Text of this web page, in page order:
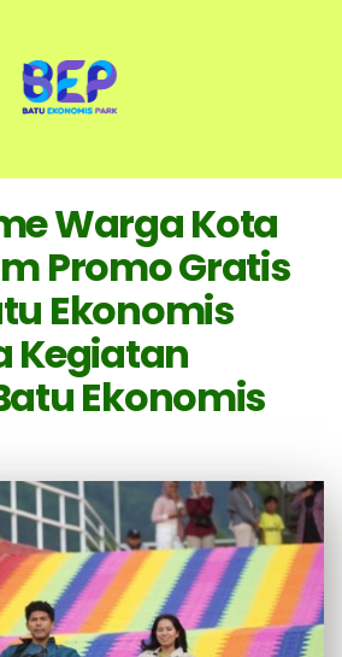
Warga Kota
Promo Gratis
Ekonomis
Kegiatan
Ekonomis